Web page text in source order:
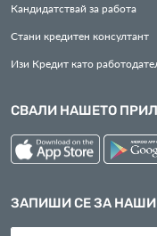
Кандидатствай за работа
Стани кредитен консултант
Изи Кредит като
СВАЛИ НАШЕТО
ЗАПИШИ СЕ ЗА